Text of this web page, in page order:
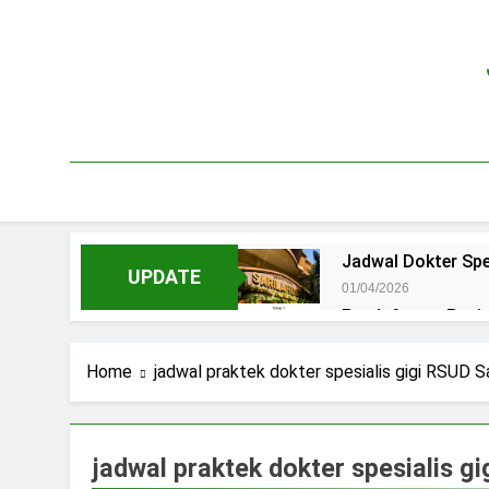
UPDATE
Jadwal Dokter
01/04/2026
Pendaftaran
Jadwal Praktek
Jadwal Dokter
Pendaftaran
Home jadwal praktek dokter spesialis gigi RSUD
jadwal praktek dokter spesialis